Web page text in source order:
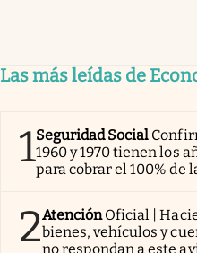
Las más leídas de
1Seguridad Social
1960 y 1970 tienen los
para cobrar el 100% de
2AtenciónOficial |
bienes, vehículos y
no respondan a este